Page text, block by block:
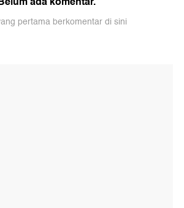
pertama berkomentar di sini